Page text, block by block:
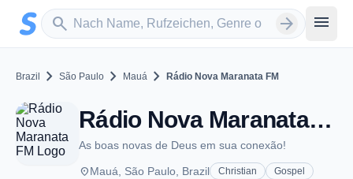
Zum Hauptinhalt springen
search
Sender suchen arrow_forward menu
Brazil chevron_right São Paulo chevron_right Mauá chevron_right Rádio Nova Maranata FM
Rádio Nova Maranata FM - Mauá
As boas novas de Deus em sua conexão!
placeMauá, São Paulo, Brazil Christian Gospel